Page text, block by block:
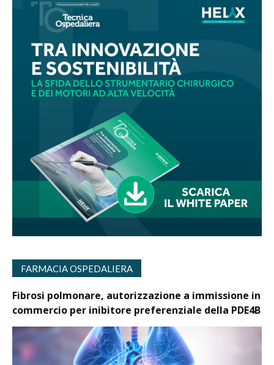
FARMACIA OSPEDALIERA
Fibrosi polmonare, autorizzazione a immissione in
commercio per inibitore preferenziale della PDE4B